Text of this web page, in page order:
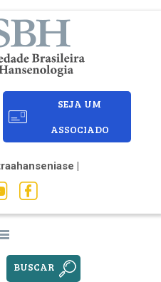
SEJA UM
ASSOCIADO
|
BUSCAR